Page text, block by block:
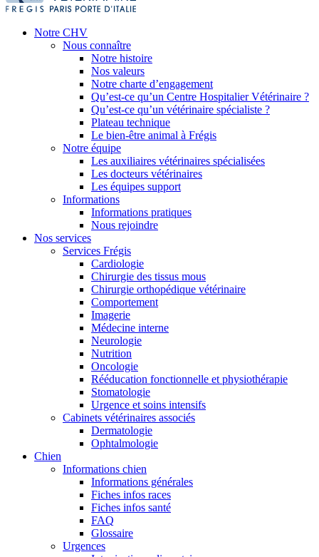
Notre CHV
Nous connaître
Notre histoire
Nos valeurs
Notre charte d’engagement
Qu’est-ce qu’un Centre Hospitalier Vétérinaire ?
Qu’est-ce qu’un vétérinaire spécialiste ?
Plateau technique
Le bien-être animal à Frégis
Notre équipe
Les auxiliaires vétérinaires spécialisées
Les docteurs vétérinaires
Les équipes support
Informations
Informations pratiques
Nous rejoindre
Nos services
Services Frégis
Cardiologie
Chirurgie des tissus mous
Chirurgie orthopédique vétérinaire
Comportement
Imagerie
Médecine interne
Neurologie
Nutrition
Oncologie
Rééducation fonctionnelle et physiothérapie
Stomatologie
Urgence et soins intensifs
Cabinets vétérinaires associés
Dermatologie
Ophtalmologie
Chien
Informations chien
Informations générales
Fiches infos races
Fiches infos santé
FAQ
Glossaire
Urgences